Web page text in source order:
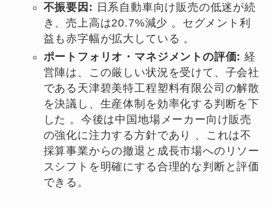
不振要因: 日系自動車向け販売の低迷が続
き、売上高は20.7%減少 。セグメント利
益も赤字幅が拡大している 。
ポートフォリオ・マネジメントの評価: 経
営陣は、この厳しい状況を受けて、子会社
である天津碧美特工程塑料有限公司の解散
を決議し、生産体制を効率化する判断を下
した 。今後は中国地場メーカー向け販売
の強化に注力する方針であり 、これは不
採算事業からの撤退と成長市場へのリソー
スシフトを明確にする合理的な判断と評価
できる。